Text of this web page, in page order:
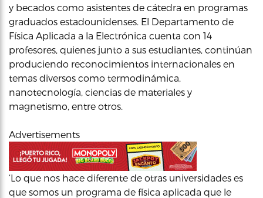
y becados como asistentes de cátedra en programas
graduados estadounidenses. El Departamento de
Física Aplicada a la Electrónica cuenta con 14
profesores, quienes junto a sus estudiantes, continúan
produciendo reconocimientos internacionales en
temas diversos como termodinámica,
nanotecnología, ciencias de materiales y
magnetismo, entre otros.
Advertisements
‘Lo que nos hace diferente de otras universidades es
que somos un programa de física aplicada que le